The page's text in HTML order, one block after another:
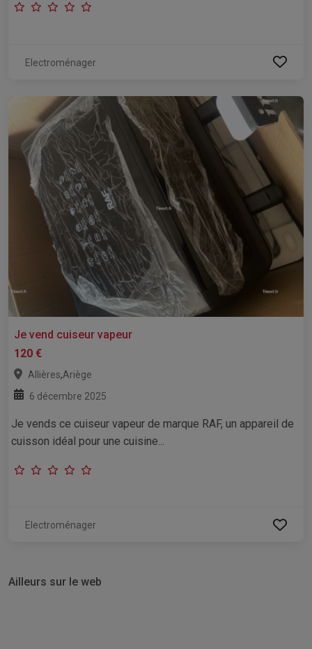
Electroménager
Je vend cuiseur vapeur
120 €
Allières,Ariège
6 décembre 2025
Je vends ce cuiseur vapeur de marque RAF, un appareil de
cuisson idéal pour une cuisine...
Electroménager
Ailleurs sur le web